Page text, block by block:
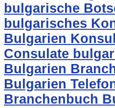
bulgarische
bulgarisches
Bulgarien
Consulate
Bulgarien
Bulgarien
Branchenbuch